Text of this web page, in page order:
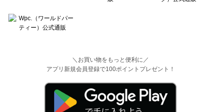
＼お買い物をもっと便利に／
アプリ新規会員登録で100ポイントプレゼント！